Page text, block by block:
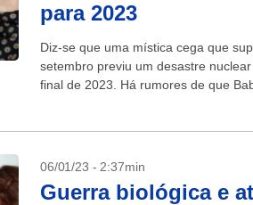
para 2023
Diz-se que uma mística cega que
setembro previu um desastre
final de 2023. Há rumores de que
06/01/23 - 2:37min
Guerra biológica e